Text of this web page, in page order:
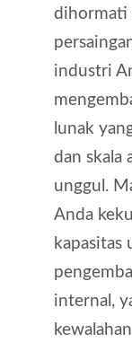
dihormati
industri
lunak
dan skala
unggul.
Anda
kapasitas
internal,